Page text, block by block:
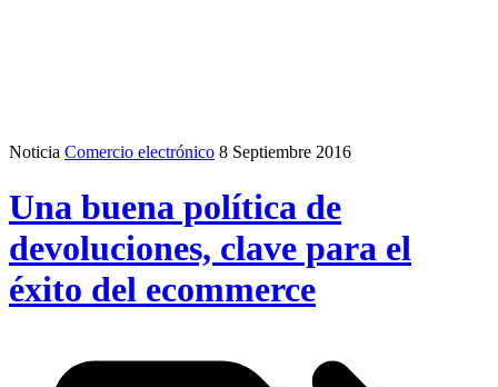
Noticia Comercio electrónico 8 Septiembre 2016
Una buena política de
devoluciones, clave para el
éxito del ecommerce